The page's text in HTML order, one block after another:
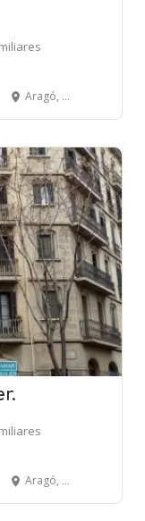
Aragó, 231 - BARCELONA
Aragó, 391 - BARCELONA